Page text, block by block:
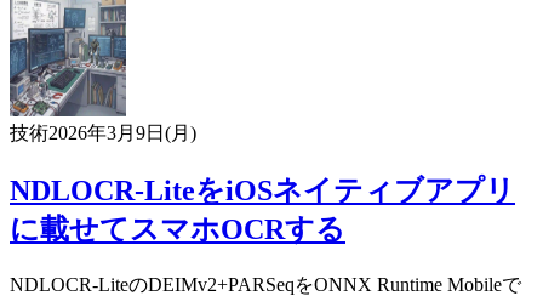
技術2026年3月9日(月)
NDLOCR-LiteをiOSネイティブアプリ
に載せてスマホOCRする
NDLOCR-LiteのDEIMv2+PARSeqをONNX Runtime Mobileで